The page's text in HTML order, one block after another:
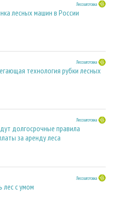
Лесозаготовка
лесных машин в России
Лесозаготовка
технология рубки лесных
Лесозаготовка
долгосрочные правила
за аренду леса
Лесозаготовка
лес с умом